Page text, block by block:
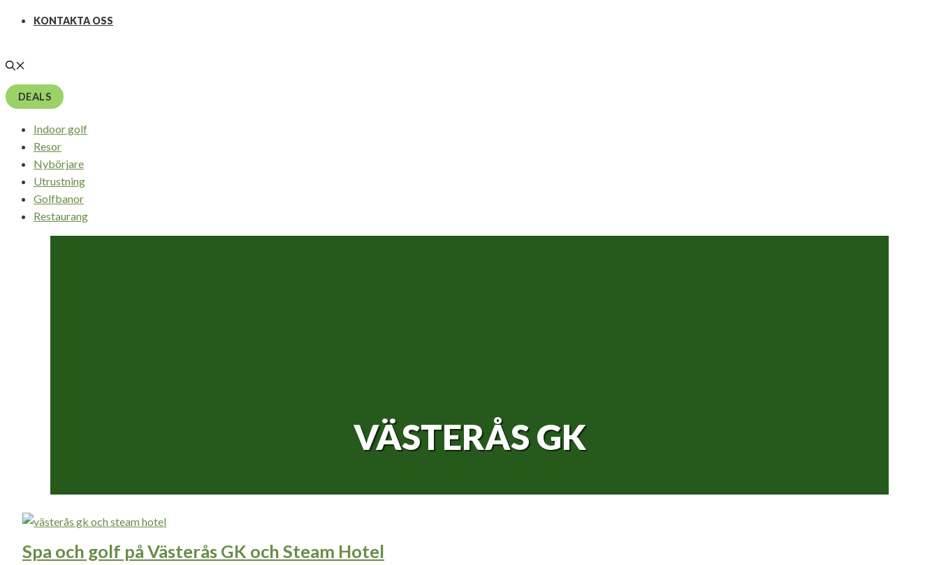
KONTAKTA OSS
DEALS
Indoor golf
Resor
Nybörjare
Utrustning
Golfbanor
Restaurang
VÄSTERÅS GK
Spa och golf på Västerås GK och Steam Hotel